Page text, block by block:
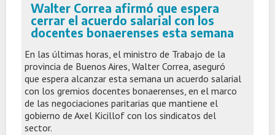
Walter Correa afirmó que espera
cerrar el acuerdo salarial con los
docentes bonaerenses esta semana
En las últimas horas, el ministro de Trabajo de la
provincia de Buenos Aires, Walter Correa, aseguró
que espera alcanzar esta semana un acuerdo salarial
con los gremios docentes bonaerenses, en el marco
de las negociaciones paritarias que mantiene el
gobierno de Axel Kicillof con los sindicatos del
sector.